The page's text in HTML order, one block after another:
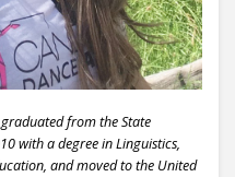
from the State
with a degree in Linguistics,
and moved to the United